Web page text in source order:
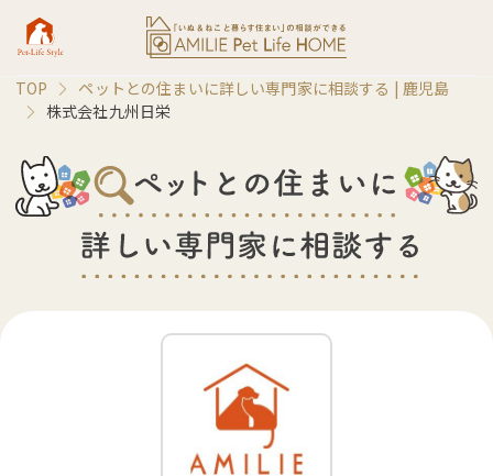
TOP ペットとの住まいに詳しい専門家に相談する | 鹿児島
株式会社九州日栄